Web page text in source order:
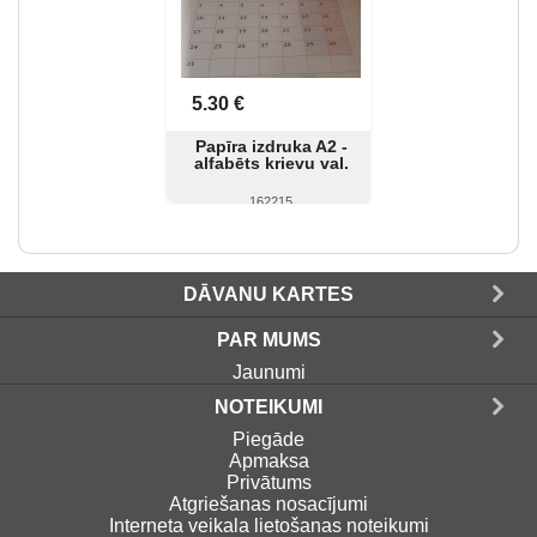
5.30 €
Papīra izdruka A2 -
alfabēts krievu val.
162215
DĀVANU KARTES
PAR MUMS
Jaunumi
NOTEIKUMI
Piegāde
Apmaksa
Privātums
Atgriešanas nosacījumi
Interneta veikala lietošanas noteikumi